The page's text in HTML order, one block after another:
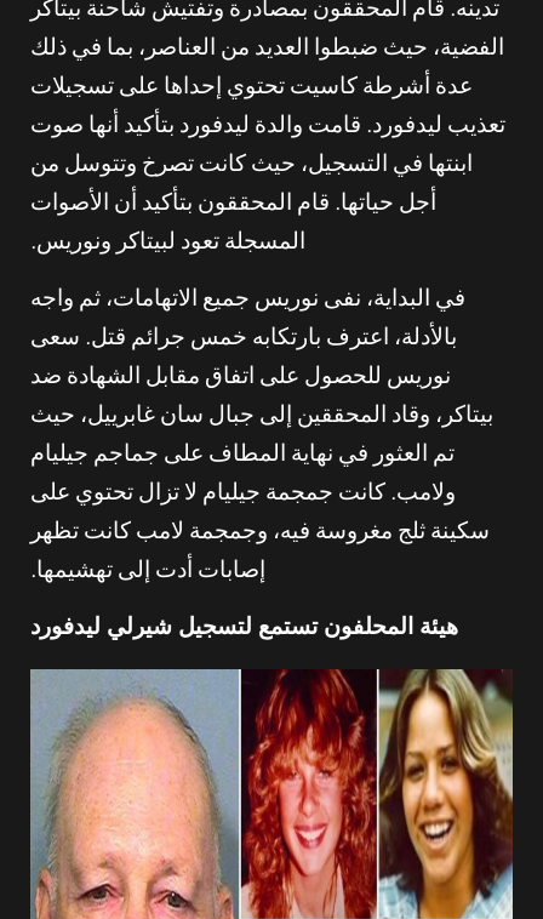
تدينه. قام المحققون بمصادرة وتفتيش شاحنة بيتاكر
الفضية، حيث ضبطوا العديد من العناصر، بما في ذلك
عدة أشرطة كاسيت تحتوي إحداها على تسجيلات
تعذيب ليدفورد. قامت والدة ليدفورد بتأكيد أنها صوت
ابنتها في التسجيل، حيث كانت تصرخ وتتوسل من
أجل حياتها. قام المحققون بتأكيد أن الأصوات
المسجلة تعود لبيتاكر ونوريس.
في البداية، نفى نوريس جميع الاتهامات، ثم واجه
بالأدلة، اعترف بارتكابه خمس جرائم قتل. سعى
نوريس للحصول على اتفاق مقابل الشهادة ضد
بيتاكر، وقاد المحققين إلى جبال سان غابرييل، حيث
تم العثور في نهاية المطاف على جماجم جيليام
ولامب. كانت جمجمة جيليام لا تزال تحتوي على
سكينة ثلج مغروسة فيه، وجمجمة لامب كانت تظهر
إصابات أدت إلى تهشيمها.
هيئة المحلفون تستمع لتسجيل شيرلي ليدفورد